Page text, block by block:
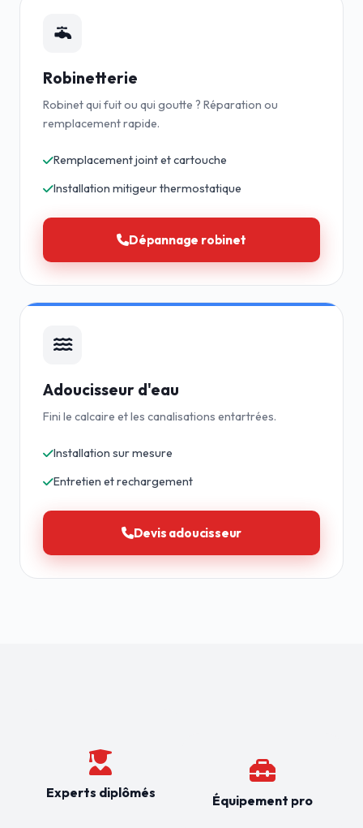
Robinetterie
Robinet qui fuit ou qui goutte ? Réparation ou
remplacement rapide.
Remplacement joint et cartouche
Installation mitigeur thermostatique
Dépannage robinet
Adoucisseur d'eau
Fini le calcaire et les canalisations entartrées.
Installation sur mesure
Entretien et rechargement
Devis adoucisseur
Experts diplômés Équipement pro